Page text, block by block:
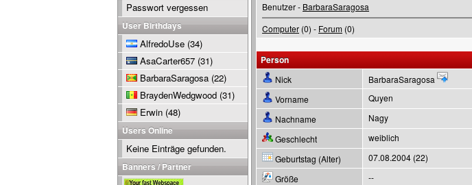
Benutzer - BarbaraSaragosa
Computer (0) - Forum (0)
Person
Nick
BarbaraSaragosa
Vorname
Quyen
Nachname
Nagy
Geschlecht
weiblich
Geburtstag (Alter)
07.08.2004 (22)
Größe
--
Passwort vergessen
User Birthdays
AlfredoUse (34)
AsaCarter657 (31)
BarbaraSaragosa (22)
BraydenWedgwood (31)
Erwin (48)
Users Online
Keine Einträge gefunden.
Banners / Partner